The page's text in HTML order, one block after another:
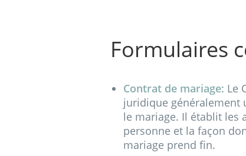
Formulaires
Contrat de mariage: Le
juridique généralement
le mariage. Il établit les
personne et la façon
mariage prend fin.